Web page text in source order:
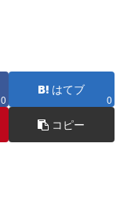
0
はてブ
0
コピー